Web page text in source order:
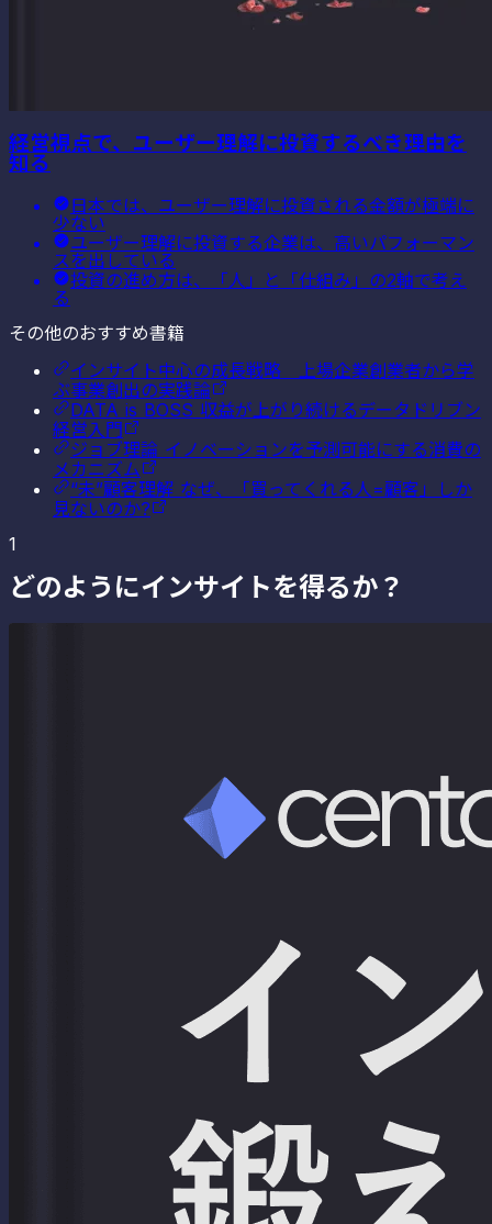
経営視点で、ユーザー理解に投資するべき理由を
知る
日本では、ユーザー理解に投資される金額が極端に
少ない
ユーザー理解に投資する企業は、高いパフォーマン
スを出している
投資の進め方は、「人」と「仕組み」の2軸で考え
る
その他のおすすめ書籍
インサイト中心の成長戦略 上場企業創業者から学
ぶ事業創出の実践論
DATA is BOSS 収益が上がり続けるデータドリブン
経営入門
ジョブ理論 イノベーションを予測可能にする消費の
メカニズム
“未”顧客理解 なぜ、「買ってくれる人=顧客」しか
見ないのか?
1
どのようにインサイトを得るか？